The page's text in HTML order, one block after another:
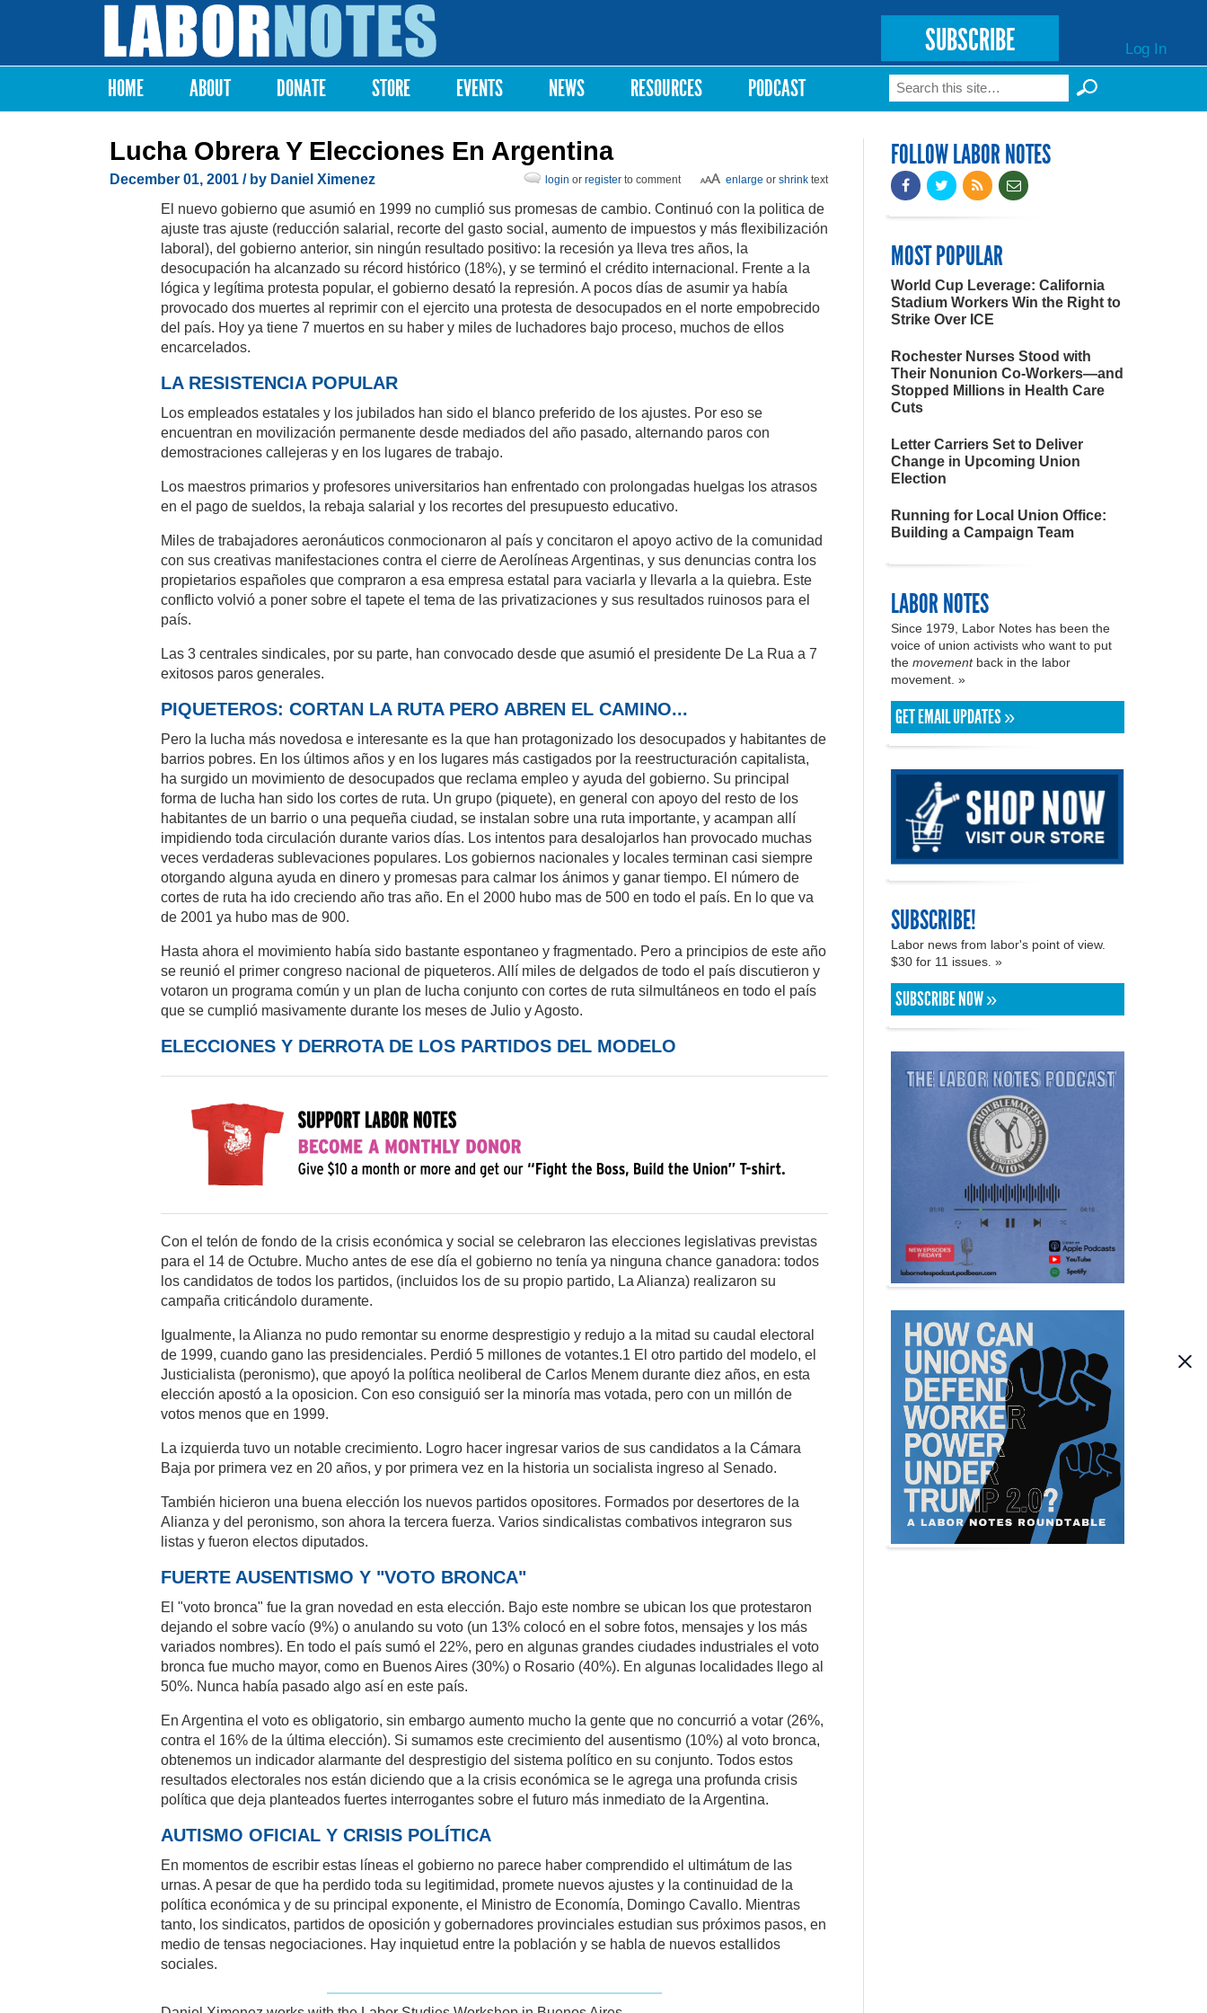
Labor
Notes
SUBSCRIBE Log In
Main menu
HOME ABOUT DONATE STORE EVENTS NEWS RESOURCES PODCAST Search form
Search
Lucha Obrera Y Elecciones En Argentina
December 01, 2001 / by Daniel Ximenez enlarge or shrink text
login or register to comment
El nuevo gobierno que asumió en 1999 no cumplió sus promesas de cambio. Continuó con la politica de
ajuste tras ajuste (reducción salarial, recorte del gasto social, aumento de impuestos y más flexibilización
laboral), del gobierno anterior, sin ningún resultado positivo: la recesión ya lleva tres años, la
desocupación ha alcanzado su récord histórico (18%), y se terminó el crédito internacional. Frente a la
lógica y legítima protesta popular, el gobierno desató la represión. A pocos días de asumir ya había
provocado dos muertes al reprimir con el ejercito una protesta de desocupados en el norte empobrecido
del país. Hoy ya tiene 7 muertos en su haber y miles de luchadores bajo proceso, muchos de ellos
encarcelados.
LA RESISTENCIA POPULAR
Los empleados estatales y los jubilados han sido el blanco preferido de los ajustes. Por eso se
encuentran en movilización permanente desde mediados del año pasado, alternando paros con
demostraciones callejeras y en los lugares de trabajo.
Los maestros primarios y profesores universitarios han enfrentado con prolongadas huelgas los atrasos
en el pago de sueldos, la rebaja salarial y los recortes del presupuesto educativo.
Miles de trabajadores aeronáuticos conmocionaron al país y concitaron el apoyo activo de la comunidad
con sus creativas manifestaciones contra el cierre de Aerolíneas Argentinas, y sus denuncias contra los
propietarios españoles que compraron a esa empresa estatal para vaciarla y llevarla a la quiebra. Este
conflicto volvió a poner sobre el tapete el tema de las privatizaciones y sus resultados ruinosos para el
país.
Las 3 centrales sindicales, por su parte, han convocado desde que asumió el presidente De La Rua a 7
exitosos paros generales.
PIQUETEROS: CORTAN LA RUTA PERO ABREN EL CAMINO...
Pero la lucha más novedosa e interesante es la que han protagonizado los desocupados y habitantes de
barrios pobres. En los últimos años y en los lugares más castigados por la reestructuración capitalista,
ha surgido un movimiento de desocupados que reclama empleo y ayuda del gobierno. Su principal
forma de lucha han sido los cortes de ruta. Un grupo (piquete), en general con apoyo del resto de los
habitantes de un barrio o una pequeña ciudad, se instalan sobre una ruta importante, y acampan allí
impidiendo toda circulación durante varios días. Los intentos para desalojarlos han provocado muchas
veces verdaderas sublevaciones populares. Los gobiernos nacionales y locales terminan casi siempre
otorgando alguna ayuda en dinero y promesas para calmar los ánimos y ganar tiempo. El número de
cortes de ruta ha ido creciendo año tras año. En el 2000 hubo mas de 500 en todo el país. En lo que va
de 2001 ya hubo mas de 900.
Hasta ahora el movimiento había sido bastante espontaneo y fragmentado. Pero a principios de este año
se reunió el primer congreso nacional de piqueteros. Allí miles de delgados de todo el país discutieron y
votaron un programa común y un plan de lucha conjunto con cortes de ruta silmultáneos en todo el país
que se cumplió masivamente durante los meses de Julio y Agosto.
ELECCIONES Y DERROTA DE LOS PARTIDOS DEL MODELO
Con el telón de fondo de la crisis económica y social se celebraron las elecciones legislativas previstas
para el 14 de Octubre. Mucho antes de ese día el gobierno no tenía ya ninguna chance ganadora: todos
los candidatos de todos los partidos, (incluidos los de su propio partido, La Alianza) realizaron su
campaña criticándolo duramente.
Igualmente, la Alianza no pudo remontar su enorme desprestigio y redujo a la mitad su caudal electoral
de 1999, cuando gano las presidenciales. Perdió 5 millones de votantes.1 El otro partido del modelo, el
Justicialista (peronismo), que apoyó la política neoliberal de Carlos Menem durante diez años, en esta
elección apostó a la oposicion. Con eso consiguió ser la minoría mas votada, pero con un millón de
votos menos que en 1999.
La izquierda tuvo un notable crecimiento. Logro hacer ingresar varios de sus candidatos a la Cámara
Baja por primera vez en 20 años, y por primera vez en la historia un socialista ingreso al Senado.
También hicieron una buena elección los nuevos partidos opositores. Formados por desertores de la
Alianza y del peronismo, son ahora la tercera fuerza. Varios sindicalistas combativos integraron sus
listas y fueron electos diputados.
FUERTE AUSENTISMO Y "VOTO BRONCA"
El "voto bronca" fue la gran novedad en esta elección. Bajo este nombre se ubican los que protestaron
dejando el sobre vacío (9%) o anulando su voto (un 13% colocó en el sobre fotos, mensajes y los más
variados nombres). En todo el país sumó el 22%, pero en algunas grandes ciudades industriales el voto
bronca fue mucho mayor, como en Buenos Aires (30%) o Rosario (40%). En algunas localidades llego al
50%. Nunca había pasado algo así en este país.
En Argentina el voto es obligatorio, sin embargo aumento mucho la gente que no concurrió a votar (26%,
contra el 16% de la última elección). Si sumamos este crecimiento del ausentismo (10%) al voto bronca,
obtenemos un indicador alarmante del desprestigio del sistema político en su conjunto. Todos estos
resultados electorales nos están diciendo que a la crisis económica se le agrega una profunda crisis
política que deja planteados fuertes interrogantes sobre el futuro más inmediato de la Argentina.
AUTISMO OFICIAL Y CRISIS POLÍTICA
En momentos de escribir estas líneas el gobierno no parece haber comprendido el ultimátum de las
urnas. A pesar de que ha perdido toda su legitimidad, promete nuevos ajustes y la continuidad de la
política económica y de su principal exponente, el Ministro de Economía, Domingo Cavallo. Mientras
tanto, los sindicatos, partidos de oposición y gobernadores provinciales estudian sus próximos pasos, en
medio de tensas negociaciones. Hay inquietud entre la población y se habla de nuevos estallidos
sociales.
FOLLOW LABOR NOTES
MOST POPULAR
World Cup Leverage: California
Stadium Workers Win the Right to
Strike Over ICE
Rochester Nurses Stood with
Their Nonunion Co-Workers—and
Stopped Millions in Health Care
Cuts
Letter Carriers Set to Deliver
Change in Upcoming Union
Election
Running for Local Union Office:
Building a Campaign Team
LABOR NOTES
Since 1979, Labor Notes has been the
voice of union activists who want to put
the movementback in the labor
movement. »
GET EMAIL UPDATES »
SUBSCRIBE!
Labor news from labor's point of view.
$30 for 11 issues. »
SUBSCRIBE NOW »